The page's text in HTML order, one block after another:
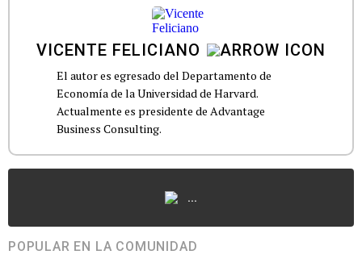
VICENTE FELICIANO
El autor es egresado del Departamento de
Economía de la Universidad de Harvard.
Actualmente es presidente de Advantage
Business Consulting.
...
POPULAR EN LA COMUNIDAD